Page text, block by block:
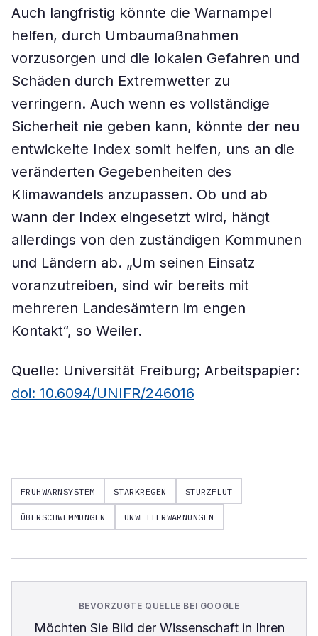
Auch langfristig könnte die Warnampel
helfen, durch Umbaumaßnahmen
vorzusorgen und die lokalen Gefahren und
Schäden durch Extremwetter zu
verringern. Auch wenn es vollständige
Sicherheit nie geben kann, könnte der neu
entwickelte Index somit helfen, uns an die
veränderten Gegebenheiten des
Klimawandels anzupassen. Ob und ab
wann der Index eingesetzt wird, hängt
allerdings von den zuständigen Kommunen
und Ländern ab. „Um seinen Einsatz
voranzutreiben, sind wir bereits mit
mehreren Landesämtern im engen
Kontakt“, so Weiler.
Quelle: Universität Freiburg; Arbeitspapier:
doi: 10.6094/UNIFR/246016
FRÜHWARNSYSTEM STARKREGEN STURZFLUT
ÜBERSCHWEMMUNGEN UNWETTERWARNUNGEN
BEVORZUGTE QUELLE BEI GOOGLE
Möchten Sie Bild der Wissenschaftin Ihren